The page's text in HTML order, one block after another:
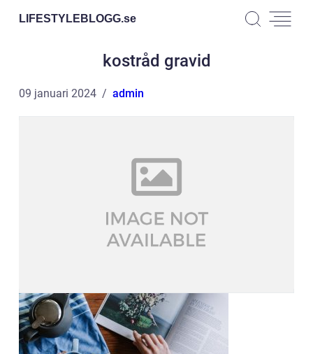
LIFESTYLEBLOGG.se
kostråd gravid
09 januari 2024 admin